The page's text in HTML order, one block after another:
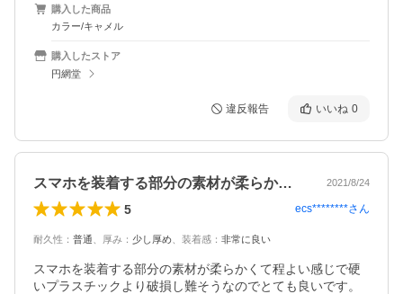
購入した商品
カラー/キャメル
購入したストア
円網堂
違反報告 いいね 0
スマホを装着する部分の素材が柔らかくて… 2021/8/24
5 ecs********さん
耐久性 ： 普通 厚み ： 少し厚め 装着感 ： 非常に良い
スマホを装着する部分の素材が柔らかくて程よい感じで硬
いプラスチックより破損し難そうなのでとても良いです。